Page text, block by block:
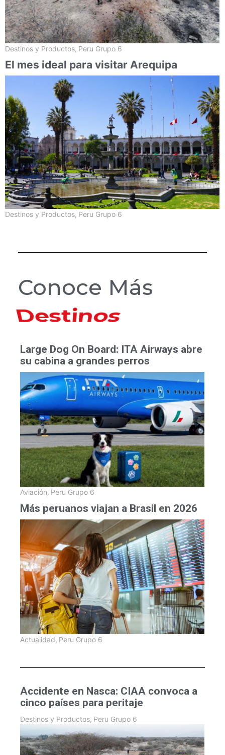
Destinos y Productos, Peru Grupo 6
El mes ideal para visitar Arequipa
Destinos y Productos, Peru Grupo 6
Conoce Más
Hoteles
Large Dog On Board: ITA Airways abre
su cabina a grandes perros
Aviación, Peru Grupo 6
Más peruanos viajan a Brasil en 2026
Actualidad, Peru Grupo 6
Accidente en Nasca: CIAA convoca a
cinco países para peritaje
Destinos y Productos, Peru Grupo 6